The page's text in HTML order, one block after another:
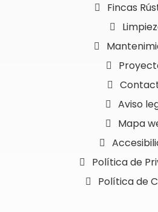
Fincas
Aviso
Mapa
Política de
Política de